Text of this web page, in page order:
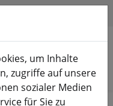
um Inhalte
zugriffe auf unsere
sozialer Medien
für Sie zu